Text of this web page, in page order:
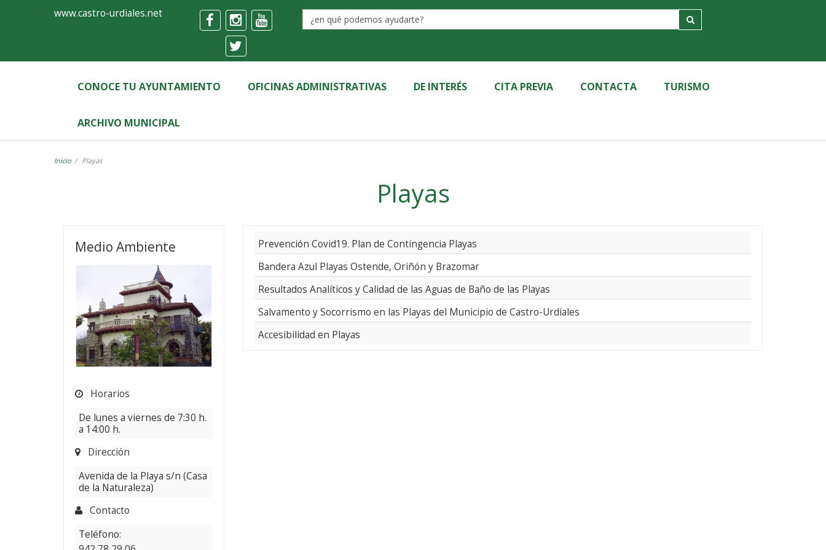
FormularioAyuntamiento
Castro-
Urdiales
www.castro-urdiales.net
CONOCE TU AYUNTAMIENTO OFICINAS ADMINISTRATIVAS DE INTERÉS CITA PREVIA CONTACTA TURISMO
ARCHIVO MUNICIPAL
Inicio Playas
Playas
Medio Ambiente
Horarios
De lunes a viernes de 7:30 h.
a 14:00 h.
Dirección
Avenida de la Playa s/n (Casa
de la Naturaleza)
Contacto
Teléfono:
Prevención Covid19. Plan de Contingencia Playas
Bandera Azul Playas Ostende, Oriñón y Brazomar
Resultados Analíticos y Calidad de las Aguas de Baño de las Playas
Salvamento y Socorrismo en las Playas del Municipio de Castro-Urdiales
Accesibilidad en Playas